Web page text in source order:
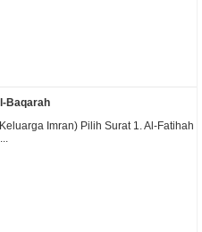
Baqarah
Imran) Pilih Surat 1. Al-Fatihah